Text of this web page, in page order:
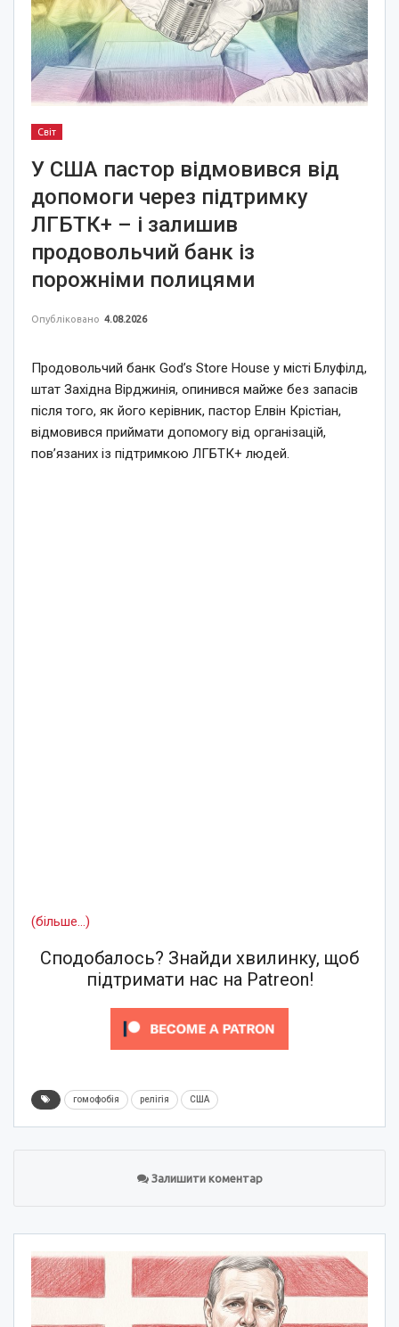
Світ
У США пастор відмовився від
допомоги через підтримку
ЛГБТК+ – і залишив
продовольчий банк із
порожніми полицями
Опубліковано 4.08.2026
Продовольчий банк God’s Store House у місті Блуфілд,
штат Західна Вірджинія, опинився майже без запасів
після того, як його керівник, пастор Елвін Крістіан,
відмовився приймати допомогу від організацій,
пов’язаних із підтримкою ЛГБТК+ людей.
(більше…)
Сподобалось? Знайди хвилинку, щоб
підтримати нас на Patreon!
гомофобія релігія США
Залишити коментар